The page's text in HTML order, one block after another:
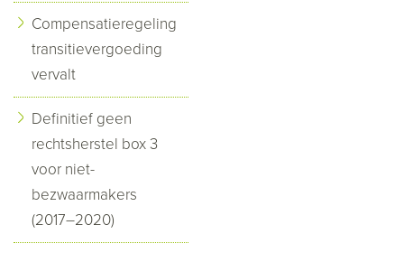
Compensatieregeling
transitievergoeding
vervalt
Definitief geen
rechtsherstel box 3
voor niet-
bezwaarmakers
(2017–2020)